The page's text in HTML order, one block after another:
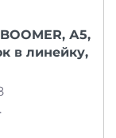
А5,
в линейку,